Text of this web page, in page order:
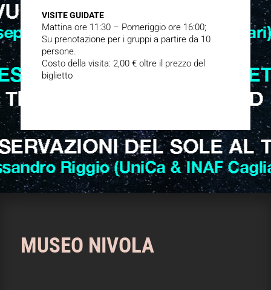
VISITE GUIDATE
Mattina ore 11:30 – Pomeriggio ore 16:00;
Su prenotazione per i gruppi a partire da 10
persone.
Costo della visita: 2,00 € oltre il prezzo del
biglietto
MUSEO NIVOLA